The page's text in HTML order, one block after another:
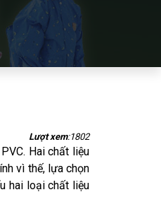
Lượt xem:1802
Hai chất liệu
vì thế, lựa chọn
hai loại chất liệu